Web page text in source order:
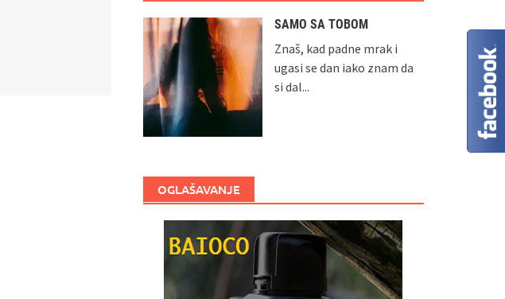
SAMO SA TOBOM
Znaš, kad padne mrak i
ugasi se dan iako znam da
si dal...
OGLAŠAVANJE